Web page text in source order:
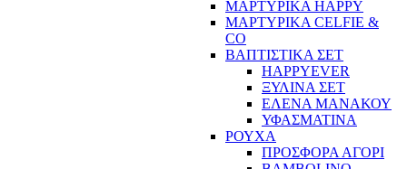
ΜΑΡΤΥΡΙΚΑ HAPPY
ΜΑΡΤΥΡΙΚΑ CELFIE &
CO
ΒΑΠΤΙΣΤΙΚΑ ΣΕΤ
HAPPYEVER
ΞΥΛΙΝΑ ΣΕΤ
ΕΛΕΝΑ ΜΑΝΑΚΟΥ
ΥΦΑΣΜΑΤΙΝΑ
ΡΟΥΧΑ
ΠΡΟΣΦΟΡΑ ΑΓΟΡΙ